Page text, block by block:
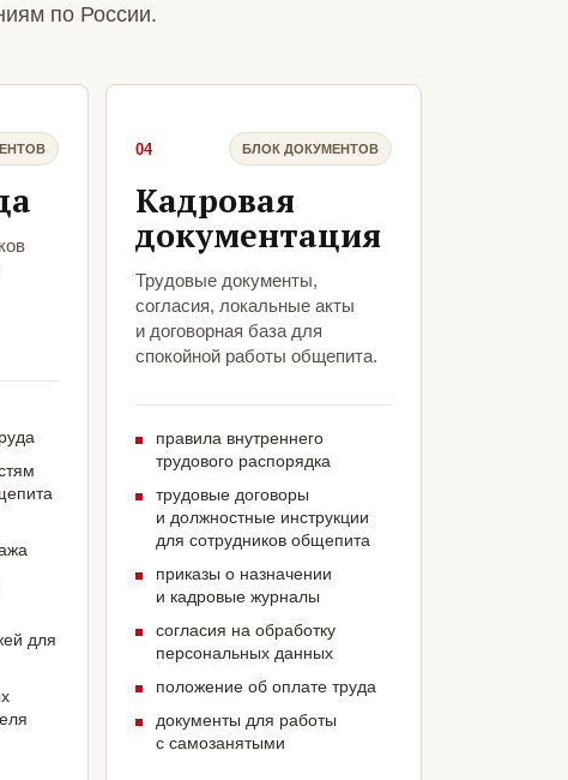
по России.
для
04 БЛОК ДОКУМЕНТОВ
Кадровая
документация
Трудовые документы,
согласия, локальные акты
и договорная база для
спокойной работы общепита.
правила внутреннего
трудового распорядка
трудовые договоры
и должностные инструкции
для сотрудников общепита
приказы о назначении
и кадровые журналы
согласия на обработку
персональных данных
положение об оплате труда
документы для работы
с самозанятыми